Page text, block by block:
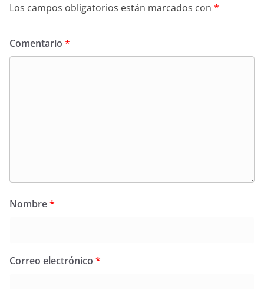
Los campos obligatorios están marcados con *
Comentario *
Nombre*
Correo electrónico *